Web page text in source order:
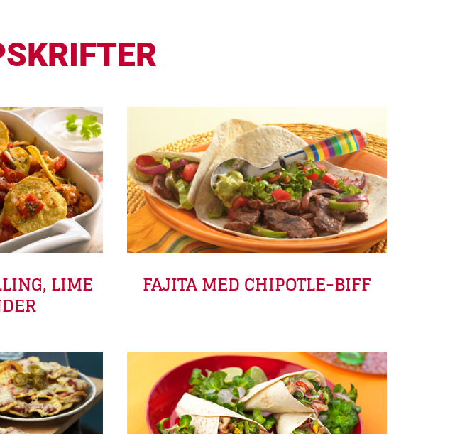
LIME FAJITA MED CHIPOTLE-BIFF